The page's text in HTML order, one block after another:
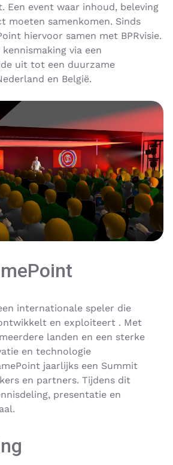
Een event waar inhoud, beleving
moeten samenkomen. Sinds
hiervoor samen met BPRvisie.
via een
uit tot een duurzame
en België.
internationale speler die
en exploiteert . Met
landen en een sterke
en technologie
jaarlijks een Summit
en partners. Tijdens dit
presentatie en